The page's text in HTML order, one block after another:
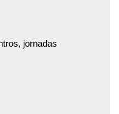
jornadas